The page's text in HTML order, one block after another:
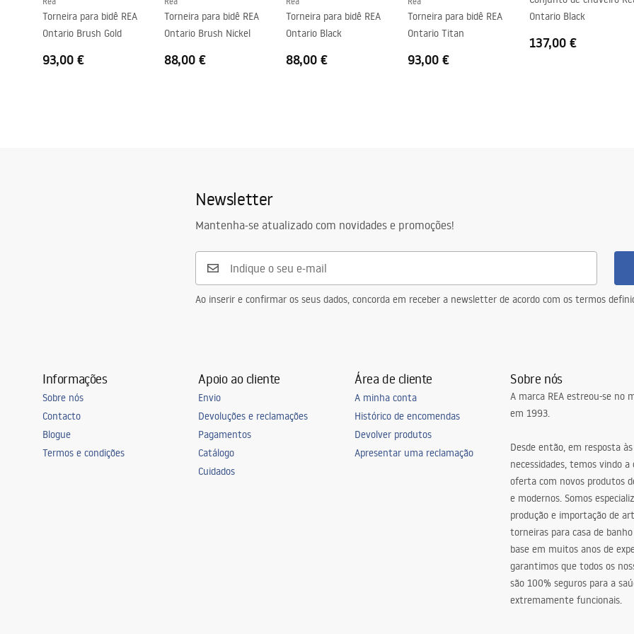
Torneira para bidê REA
Ontario Brush Gold
93,00 €
Torneira para bidê REA
Ontario Brush Nickel
88,00 €
Torneira para bidê REA
Ontario Black
88,00 €
Torneira para bidê REA
Ontario Titan
93,00 €
Ontario Black
137,00 €
Newsletter
Mantenha-se atualizado com novidades e promoções!
Ao inserir e confirmar os seus dados, concorda em receber a newsletter de acordo com os termos
Informações
Sobre nós
Contacto
Blogue
Termos e condições
Apoio ao cliente
Envio
Devoluções e reclamações
Pagamentos
Catálogo
Cuidados
Área de cliente
A minha conta
Histórico de encomendas
Devolver produtos
Apresentar uma reclamação
Sobre nós
A marca REA estreou-se no
em 1993.
Desde então, em resposta
necessidades, temos vindo
oferta com novos produtos
e modernos. Somos
produção e importação de
torneiras para casa de
base em muitos anos de
garantimos que todos os
são 100% seguros para a
extremamente funcionais.